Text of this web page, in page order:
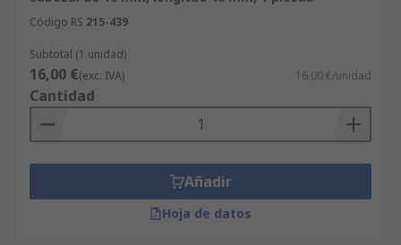
Código RS 215-439
Subtotal (1 unidad)
16,00 €(exc. IVA) 16,00 €/unidad
Cantidad
Añadir
Hoja de datos